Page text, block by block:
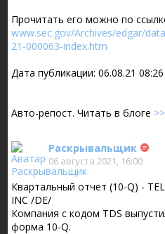
Прочитать его можно по
www.sec.gov/Archives/edgar/
21-000063-index.htm
Дата публикации: 06.08.21
Авто-репост. Читать в блоге
Раскрывальщик
06 августа 2021, 16:00
Квартальный отчет (10-Q) -
INC /DE/
Компания с кодом TDS
форма 10-Q.